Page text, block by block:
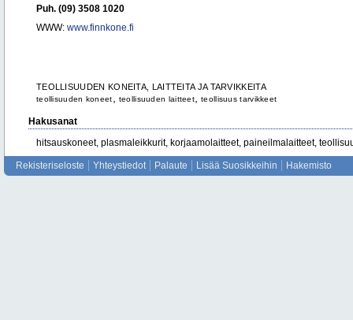
Puh. (09) 3508 1020
WWW: www.finnkone.fi
TEOLLISUUDEN KONEITA, LAITTEITA JA TARVIKKEITA
teollisuuden koneet teollisuuden laitteet ,teollisuus tarvikkeet
Hakusanat
hitsauskoneet, plasmaleikkurit, korjaamolaitteet, paineilmalaitteet,
Rekisteriseloste Yhteystiedot Palaute Lisää Suosikkeihin Hakemisto